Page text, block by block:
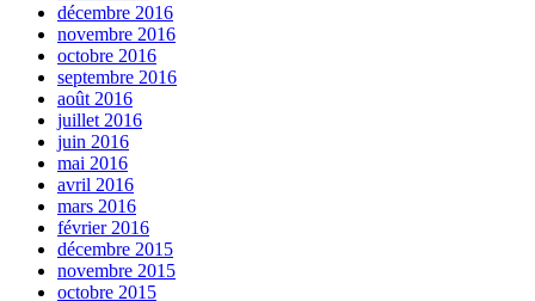
décembre 2016
novembre 2016
octobre 2016
septembre 2016
août 2016
juillet 2016
juin 2016
mai 2016
avril 2016
mars 2016
février 2016
décembre 2015
novembre 2015
octobre 2015